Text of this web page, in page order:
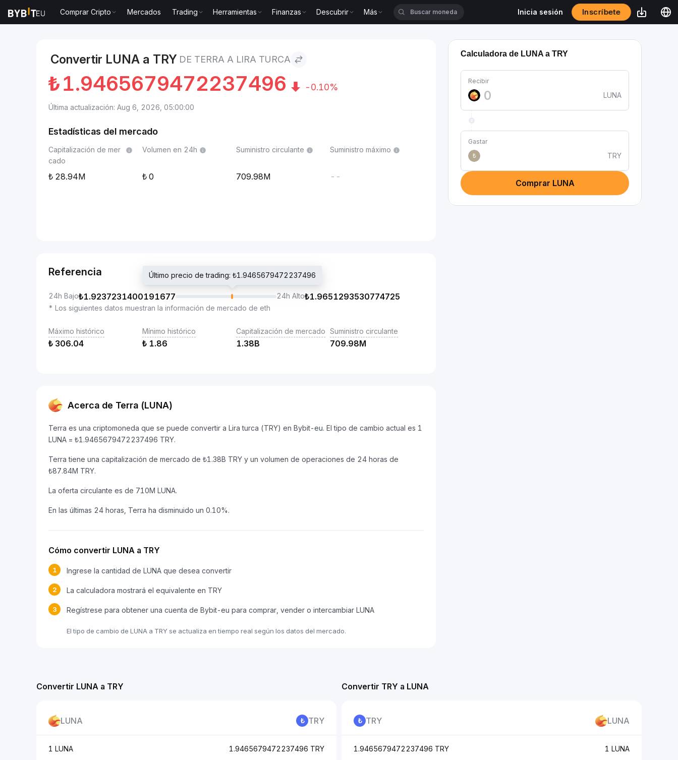
Comprar Cripto Mercados Trading Herramientas Finanzas Descubrir Más Inicia sesión Inscríbete
Convertir LUNA a TRY DE TERRA A LIRA TURCA
₺1.9465679472237496 -0.10%
Última actualización: Aug 6, 2026, 05:00:00
Estadísticas del mercado
Capitalización de mer
cado
28.94M
Volumen en 24h
0
Suministro circulante
709.98M
Suministro máximo
--
Referencia
24h Bajo₺1.9237231400191677
Último precio de trading: ₺1.9465679472237496
24h Alto₺1.9651293530774725
* Los siguientes datos muestran la información de mercado de eth
Máximo histórico
₺ 306.04
Mínimo histórico
₺ 1.86
Capitalización de mercado
1.38B
Suministro circulante
709.98M
Acerca de Terra (LUNA)
Terra es una criptomoneda que se puede convertir a Lira turca (TRY) en Bybit-eu. El tipo de cambio actual es 1
LUNA = ₺1.9465679472237496 TRY.
Terra tiene una capitalización de mercado de ₺1.38B TRY y un volumen de operaciones de 24 horas de
₺87.84M TRY.
La oferta circulante es de 710M LUNA.
En las últimas 24 horas, Terra ha disminuido un 0.10%.
Cómo convertir LUNA a TRY
1 Ingrese la cantidad de LUNA que desea convertir
2 La calculadora mostrará el equivalente en TRY
3 Regístrese para obtener una cuenta de Bybit-eu para comprar, vender o intercambiar LUNA
El tipo de cambio de LUNA a TRY se actualiza en tiempo real según los datos del mercado.
Calculadora de LUNA a TRY
Recibir
LUNA
Gastar
₺
TRY
Comprar LUNA
Convertir LUNA a TRY
LUNA TRY
1 LUNA 1.9465679472237496 TRY
Convertir TRY a LUNA
TRY LUNA
1.9465679472237496 TRY 1 LUNA